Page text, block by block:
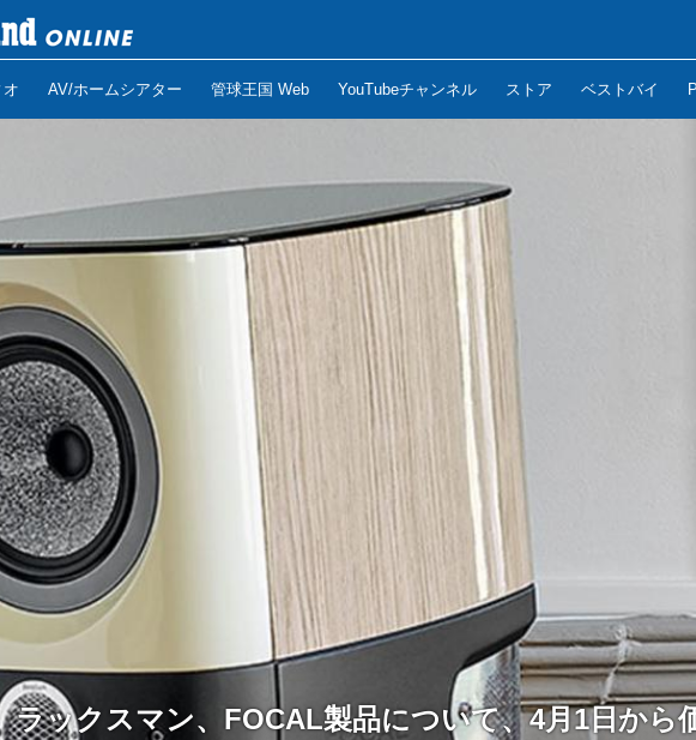
オ AV/ホームシアター 管球王国 Web YouTubeチャンネル ストア ベストバイ
ラックスマン、FOCAL製品について、4月1日から